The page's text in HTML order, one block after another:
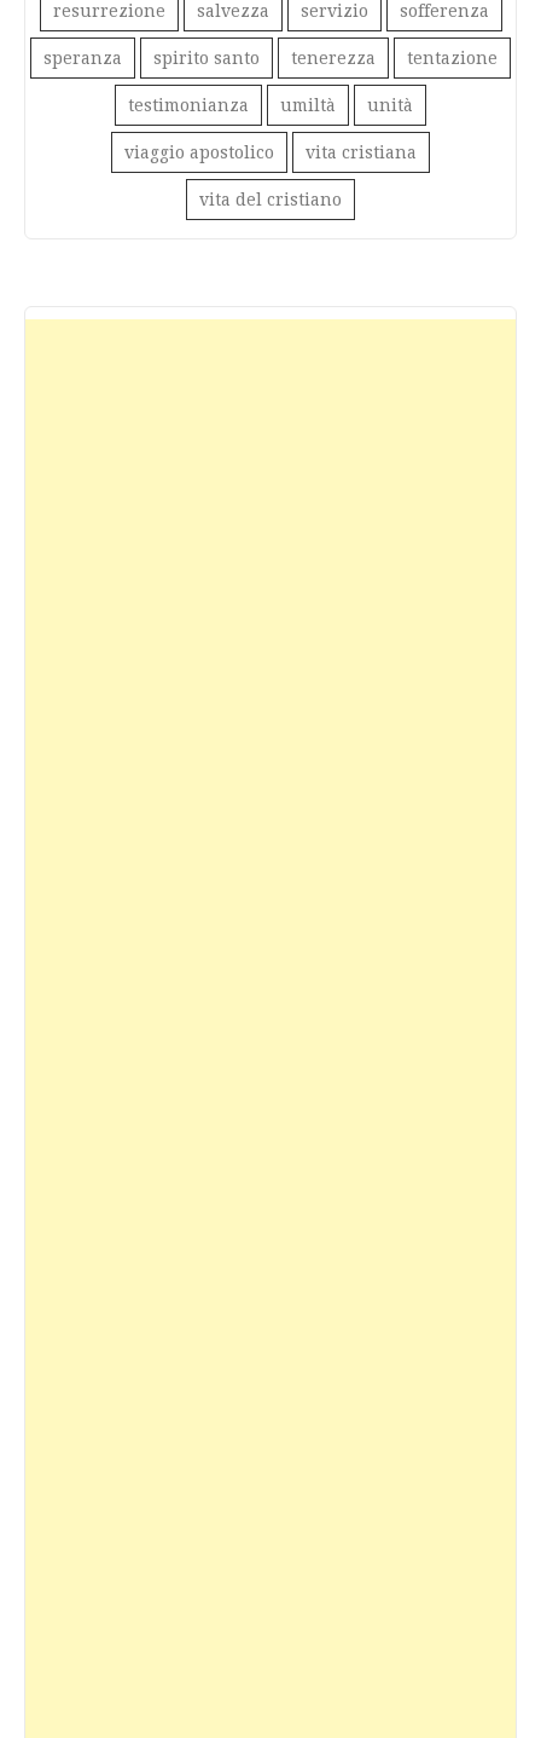
resurrezione salvezza servizio sofferenza
speranza spirito santo tenerezza tentazione
testimonianza umiltà unità
viaggio apostolico vita cristiana
vita del cristiano